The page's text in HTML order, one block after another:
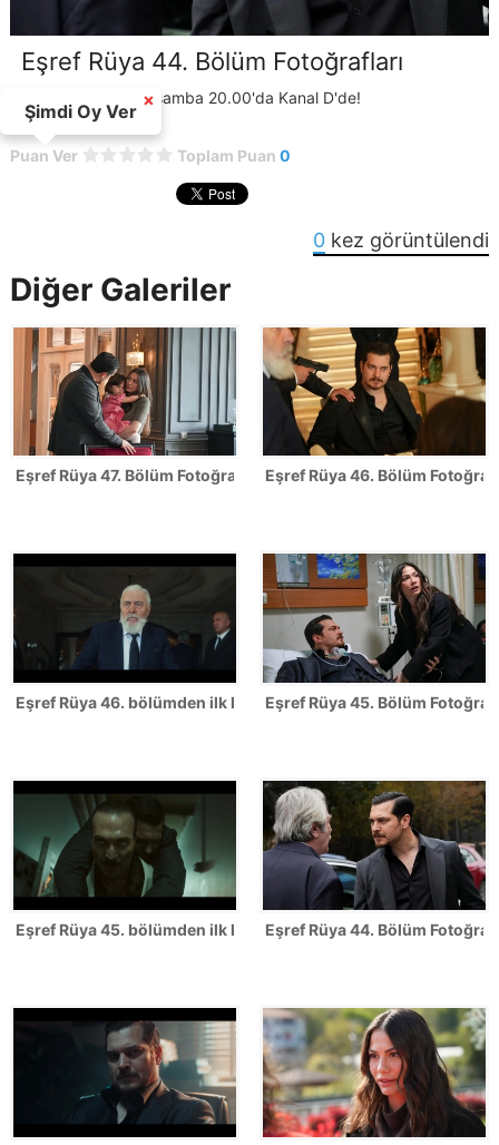
Eşref Rüya 44. Bölüm Fotoğrafları
Eşref Rüya her çarşamba 20.00'da Kanal D'de!
Puan Ver Toplam Puan 0
0 kez görüntülendi
Diğer Galeriler
Eşref Rüya 47. Bölüm Fotoğrafları - FİNALEşref Rüya 46. Bölüm
Eşref Rüya 46. bölümden ilk karelerEşref Rüya 45. Bölüm
Eşref Rüya 45. bölümden ilk karelerEşref Rüya 44. Bölüm
Şimdi Oy Ver
×